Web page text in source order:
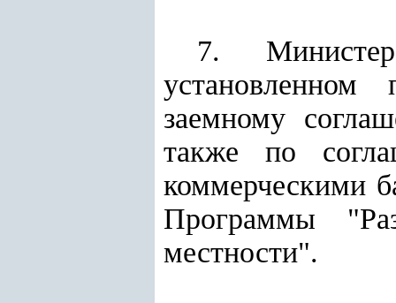
7.
заемному
также по
коммерческими
Программы
местности".